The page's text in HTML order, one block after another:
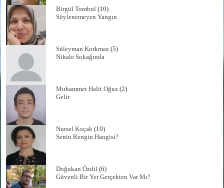
Birgül Tombul (10)
Söylenemeyen Yangın
Süleyman Korkmaz (5)
Nihale Sokağında
Muhammet Halit Oğuz (2)
Gelir
Nursel Koçak (10)
Senin Rengin Hangisi?
Doğukan Özdil (6)
Güvenli Bir Yer Gerçekten Var Mı?